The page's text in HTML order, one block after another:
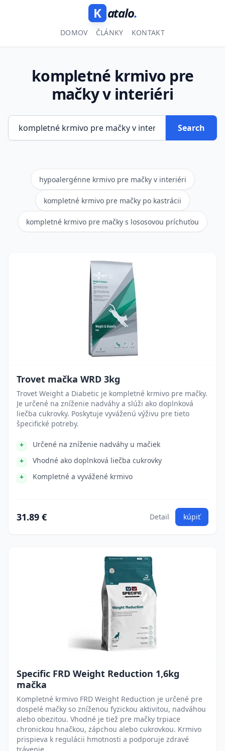
K atalo.
DOMOV ČLÁNKY KONTAKT
kompletné krmivo pre
mačky v interiéri
Search
hypoalergénne krmivo pre mačky v interiéri
kompletné krmivo pre mačky po kastrácii
kompletné krmivo pre mačky s lososovou príchuťou
Trovet mačka WRD 3kg
Trovet Weight a Diabetic je kompletné krmivo pre mačky.
Je určené na zníženie nadváhy a slúži ako doplnková
liečba cukrovky. Poskytuje vyváženú výživu pre tieto
špecifické potreby.
Určené na zníženie nadváhy u mačiek
Vhodné ako doplnková liečba cukrovky
Kompletné a vyvážené krmivo
31.89 € Detail kúpiť
Specific FRD Weight Reduction 1,6kg
mačka
Kompletné krmivo FRD Weight Reduction je určené pre
dospelé mačky so zníženou fyzickou aktivitou, nadváhou
alebo obezitou. Vhodné je tiež pre mačky trpiace
chronickou hnačkou, zápchou alebo cukrovkou. Krmivo
prispieva k regulácii hmotnosti a podporuje zdravé